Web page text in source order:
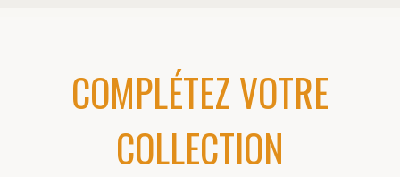
COMPLÉTEZ VOTRE
COLLECTION